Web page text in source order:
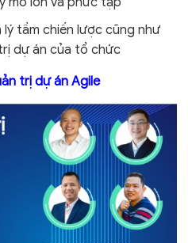
tầm chiến lược cũng như
dự án của tổ chức
trị dự án Agile